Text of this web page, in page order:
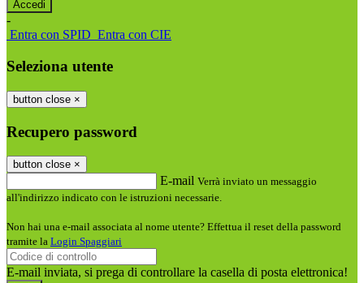
-
Entra con SPID Entra con CIE
Seleziona utente
button close ×
Recupero password
button close ×
E-mail Verrà inviato un messaggio
all'indirizzo indicato con le istruzioni necessarie.
Non hai una e-mail associata al nome utente? Effettua il reset della password
tramite la Login Spaggiari
E-mail inviata, si prega di controllare la casella di posta elettronica!